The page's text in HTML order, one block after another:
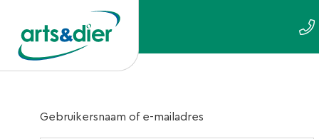
Gebruikersnaam of e-mailadres